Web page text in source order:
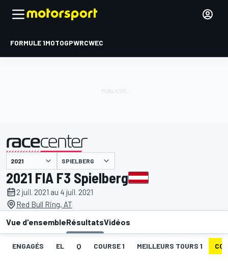
FORMULE 1MOTOGPWRCWEC
présenté par SPIELBERG
2021 FIA F3 Spielberg
2 juil. 2021 au 4 juil. 2021
Red Bull Ring, AT
Vue d'ensembleRésultatsVidéos
ENGAGÉS EL Q COURSE 1 MEILLEURS TOURS 1